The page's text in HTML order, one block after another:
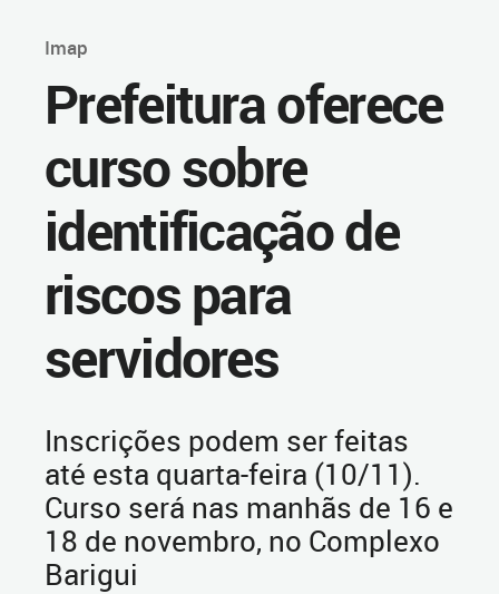
Imap
Prefeitura oferece
curso sobre
identificação de
riscos para
servidores
Inscrições podem ser feitas
até esta quarta-feira (10/11).
Curso será nas manhãs de 16 e
18 de novembro, no Complexo
Barigui